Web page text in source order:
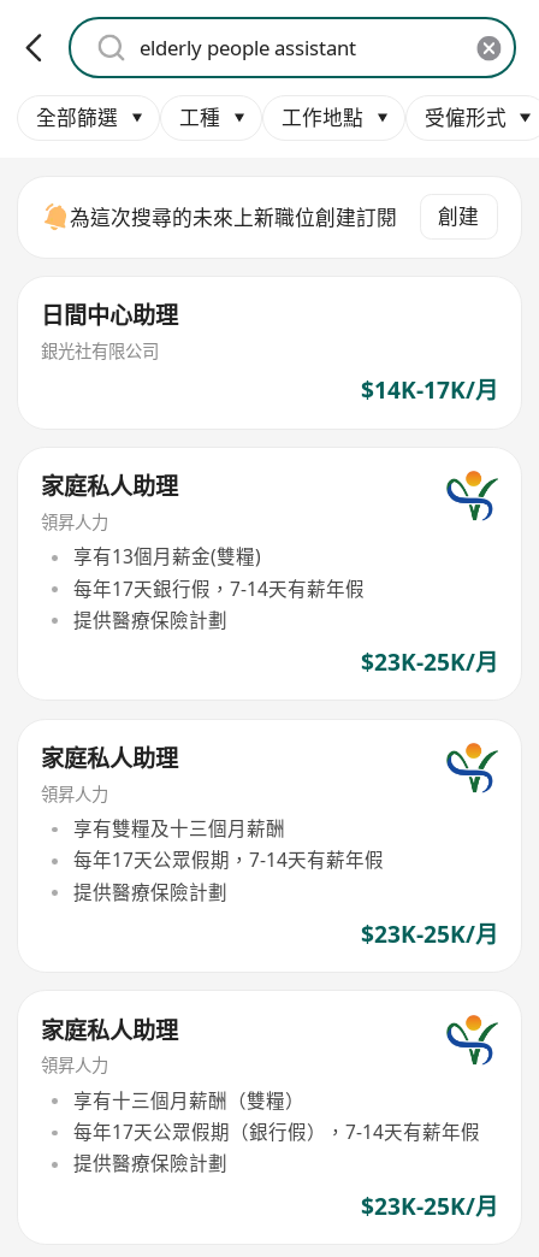
全部篩選 工種 工作地點 受僱形式
為這次搜尋的未來上新職位創建訂閱 創建
日間中心助理
銀光社有限公司
$14K-17K/月
家庭私人助理
領昇人力
享有13個月薪金(雙糧)
每年17天銀行假，7-14天有薪年假
提供醫療保險計劃
$23K-25K/月
家庭私人助理
領昇人力
享有雙糧及十三個月薪酬
每年17天公眾假期，7-14天有薪年假
提供醫療保險計劃
$23K-25K/月
家庭私人助理
領昇人力
享有十三個月薪酬（雙糧）
每年17天公眾假期（銀行假），7-14天有薪年假
提供醫療保險計劃
$23K-25K/月